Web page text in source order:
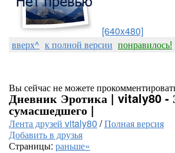
[640x480]
вверх^ к полной версии понравилось!
Вы сейчас не можете
Дневник Эротика | vitaly80 -
сумасшедшего |
Лента друзей vitaly80 /Полная версия
Добавить в друзья
Страницы: раньше»